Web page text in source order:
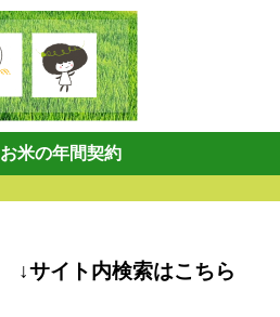
お米の年間契約
↓サイト内検索はこちら